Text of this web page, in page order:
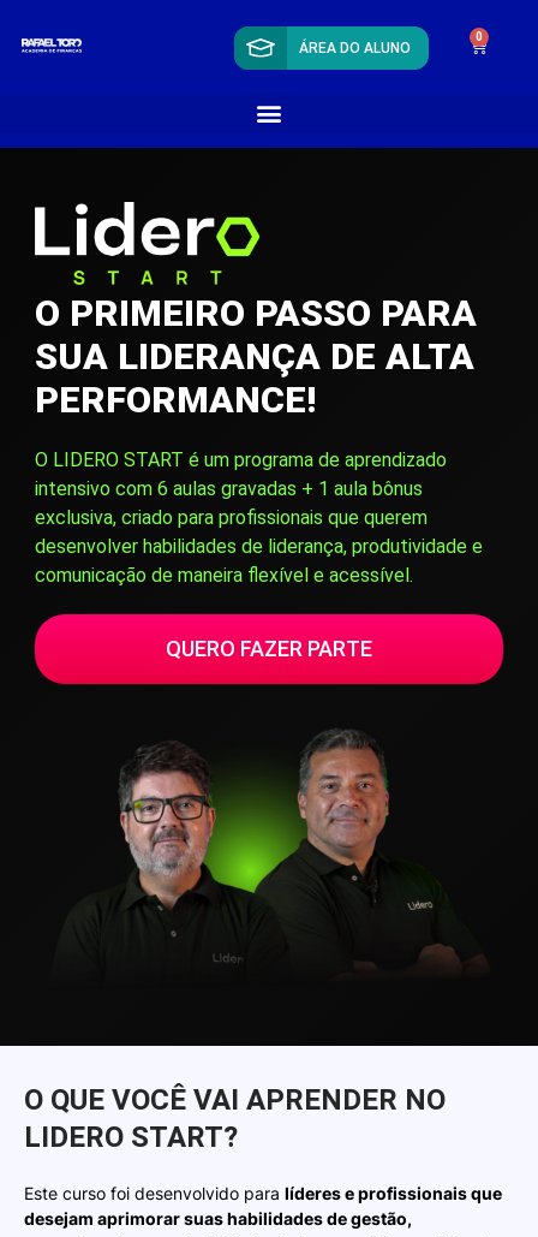
ÁREA DO ALUNO
0
O PRIMEIRO PASSO PARA
SUA LIDERANÇA DE ALTA
PERFORMANCE!
O LIDERO START é um programa de aprendizado
intensivo com 6 aulas gravadas + 1 aula bônus
exclusiva, criado para profissionais que querem
desenvolver habilidades de liderança, produtividade e
comunicação de maneira flexível e acessível.
QUERO FAZER PARTE
O QUE VOCÊ VAI APRENDER NO
LIDERO START?
Este curso foi desenvolvido para líderes e profissionais que
desejam aprimorar suas habilidades de gestão,